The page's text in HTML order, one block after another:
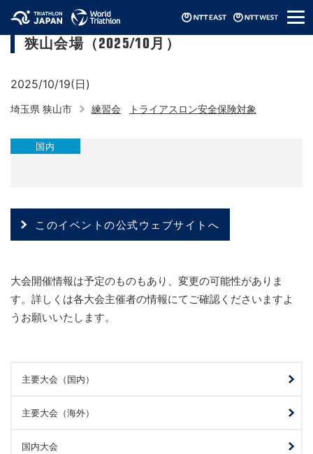
メ
ニ
埼玉県トライアスロン連合スイム練習会
狭山会場（2025/10月）
2025/10/19(日)
埼玉県 狭山市 練習会 トライアスロン安全保険対象
国内
このイベントの公式ウェブサイトへ
大会開催情報は予定のものもあり、変更の可能性がありま
す。詳しくは各大会主催者の情報にてご確認くださいますよ
うお願いいたします。
主要大会（国内）
主要大会（海外）
国内大会